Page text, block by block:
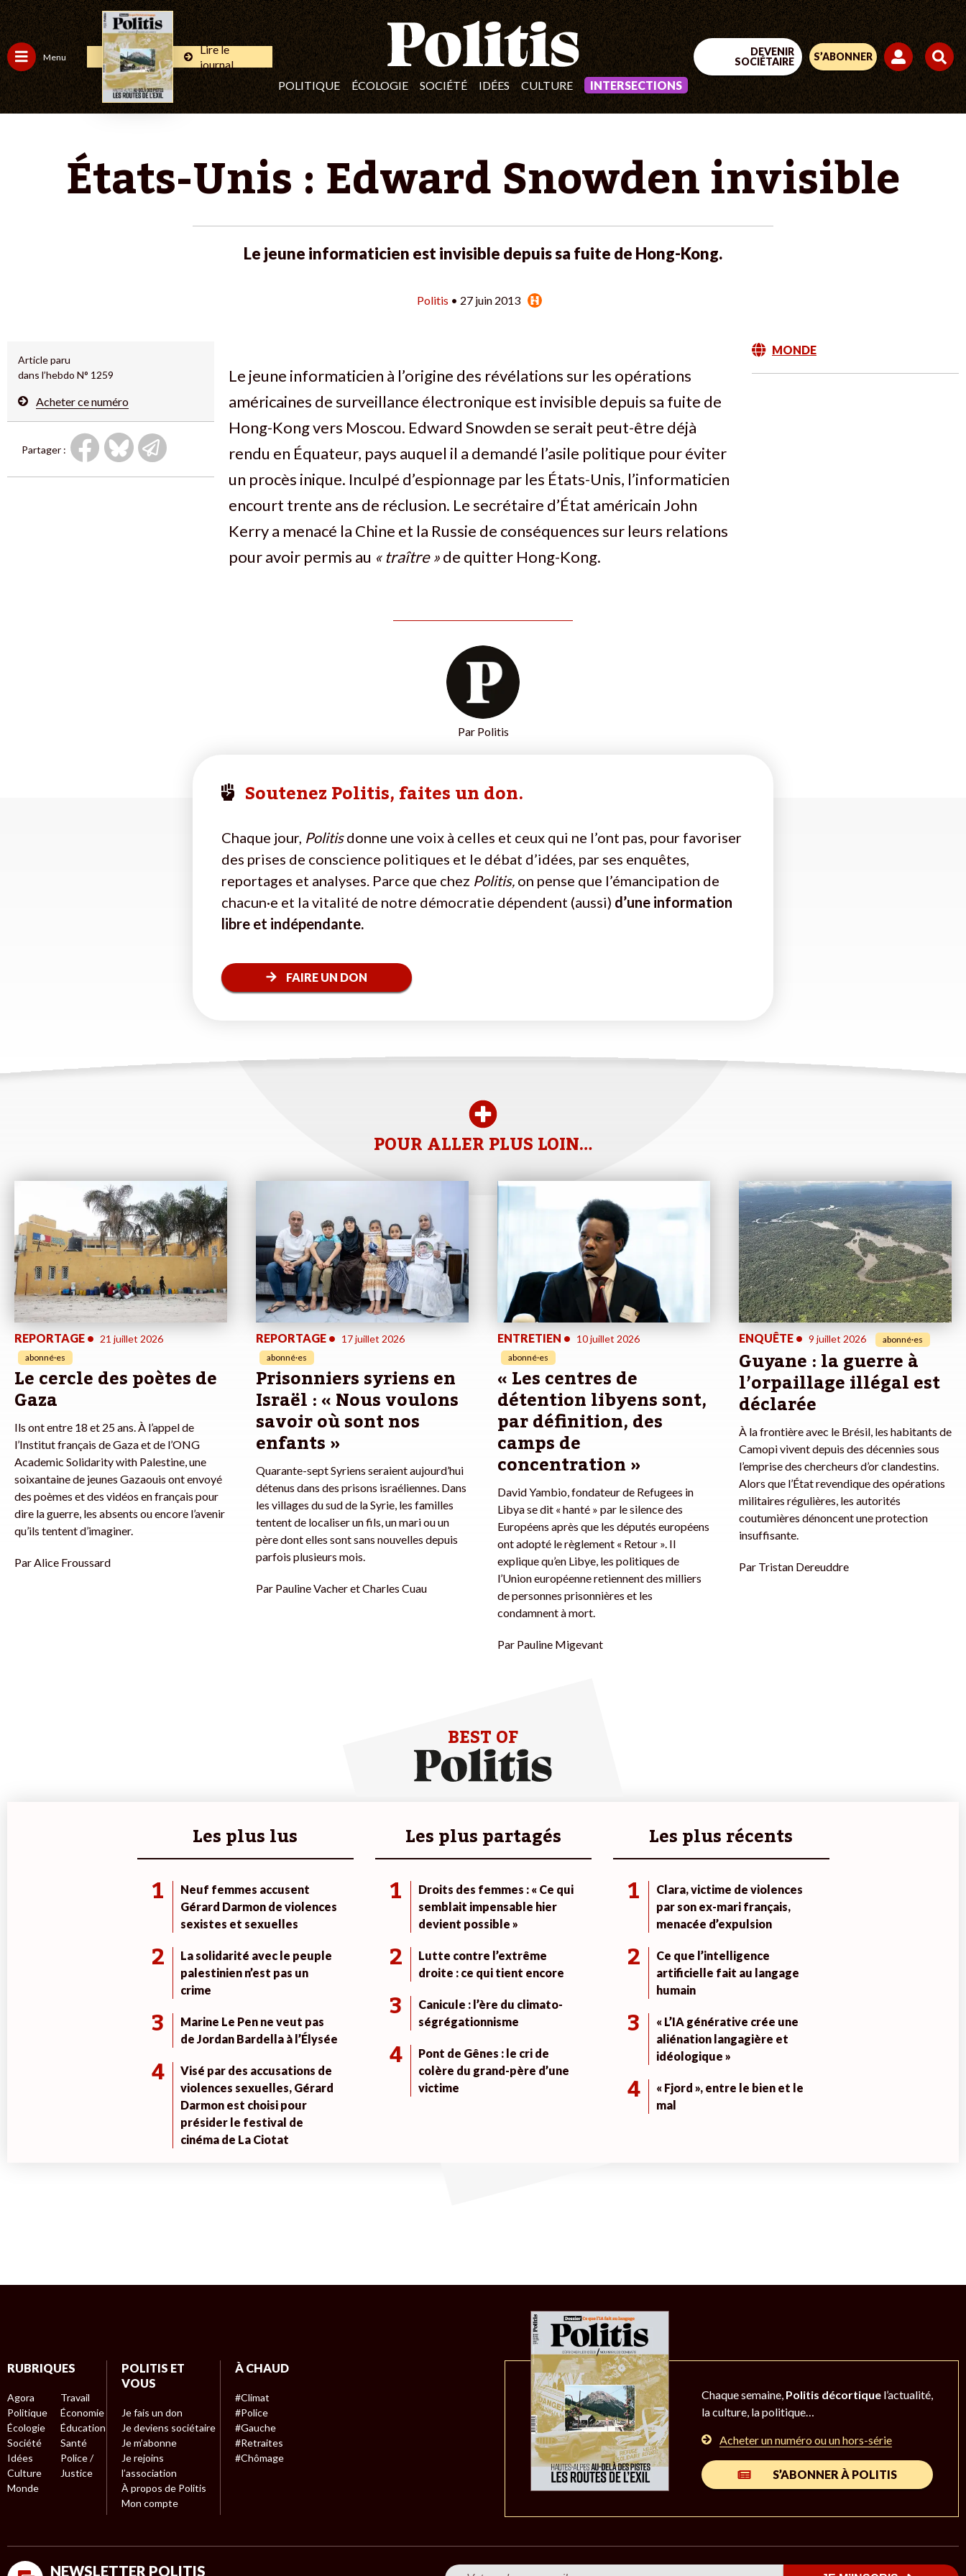
Menu
Lire le
journal
POLITIQUE
ÉCOLOGIE SOCIÉTÉ IDÉES CULTURE INTERSECTIONS
DEVENIR
SOCIÉTAIRE
S’ABONNER
États-Unis : Edward Snowden invisible
Le jeune informaticien est invisible depuis sa fuite de Hong-Kong.
Politis • 27 juin 2013
Article paru
dans l’hebdo N° 1259
Acheter ce numéro
Partager :
Le jeune informaticien à l’origine des révélations sur les opérations
américaines de surveillance électronique est invisible depuis sa fuite de
Hong-Kong vers Moscou. Edward Snowden se serait peut-être déjà
rendu en Équateur, pays auquel il a demandé l’asile politique pour éviter
un procès inique. Inculpé d’espionnage par les États-Unis, l’informaticien
encourt trente ans de réclusion. Le secrétaire d’État américain John
Kerry a menacé la Chine et la Russie de conséquences sur leurs relations
pour avoir permis au « traître »de quitter Hong-Kong.
Par Politis
MONDE
Soutenez Politis, faites un don.
Chaque jour, Politisdonne une voix à celles et ceux qui ne l’ont pas, pour favoriser
des prises de conscience politiques et le débat d’idées, par ses enquêtes,
reportages et analyses. Parce que chez Politis, on pense que l’émancipation de
chacun·e et la vitalité de notre démocratie dépendent (aussi) d’une information
libre et indépendante.
FAIRE UN DON
POUR ALLER PLUS LOIN…
REPORTAGE • 21 juillet 2026
abonné·es
Le cercle des poètes de
Gaza
Ils ont entre 18 et 25 ans. À l’appel de
l’Institut français de Gaza et de l’ONG
Academic Solidarity with Palestine, une
soixantaine de jeunes Gazaouis ont envoyé
des poèmes et des vidéos en français pour
dire la guerre, les absents ou encore l’avenir
qu’ils tentent d’imaginer.
ParAlice Froussard
REPORTAGE • 17 juillet 2026
abonné·es
Prisonniers syriens en
Israël : « Nous voulons
savoir où sont nos
enfants »
Quarante-sept Syriens seraient aujourd’hui
détenus dans des prisons israéliennes. Dans
les villages du sud de la Syrie, les familles
tentent de localiser un fils, un mari ou un
père dont elles sont sans nouvelles depuis
parfois plusieurs mois.
Par Pauline Vacher et Charles Cuau
ENTRETIEN • 10 juillet 2026
abonné·es
« Les centres de
détention libyens sont,
par définition, des
camps de
concentration »
David Yambio, fondateur de Refugees in
Libya se dit « hanté » par le silence des
Européens après que les députés européens
ont adopté le règlement « Retour ». Il
explique qu’en Libye, les politiques de
l’Union européenne retiennent des milliers
de personnes prisonnières et les
condamnent à mort.
Par Pauline Migevant
ENQUÊTE • 9 juillet 2026 abonné·es
Guyane : la guerre à
l’orpaillage illégal est
déclarée
À la frontière avec le Brésil, les habitants de
Camopi vivent depuis des décennies sous
l’emprise des chercheurs d’or clandestins.
Alors que l’État revendique des opérations
militaires régulières, les autorités
coutumières dénoncent une protection
insuffisante.
Par Tristan Dereuddre
BEST OF
Les plus lus
1
Neuf femmes accusent
Gérard Darmon de violences
sexistes et sexuelles
2
La solidarité avec le peuple
palestinien n’est pas un
crime
3
Marine Le Pen ne veut pas
de Jordan Bardella à l’Élysée
4
Visé par des accusations de
violences sexuelles, Gérard
Darmon est choisi pour
présider le festival de
cinéma de La Ciotat
Les plus partagés
1
Droits des femmes : « Ce qui
semblait impensable hier
devient possible »
2
Lutte contre l’extrême
droite : ce qui tient encore
3
Canicule : l’ère du climato-
ségrégationnisme
4
Pont de Gênes : le cri de
colère du grand-père d’une
victime
Les plus récents
1
Clara, victime de violences
par son ex-mari français,
menacée d’expulsion
2
Ce que l’intelligence
artificielle fait au langage
humain
3
« L’IA générative crée une
aliénation langagière et
idéologique »
4
« Fjord », entre le bien et le
mal
RUBRIQUES
Agora
Politique
Écologie
Société
Idées
Culture
Monde
Travail
Économie
Éducation
Santé
Police /
Justice
POLITIS ET
VOUS
Je fais un don
Je deviens sociétaire
Je m’abonne
Je rejoins
l’association
À propos de Politis
Mon compte
À CHAUD
#Climat
#Police
#Gauche
#Retraites
#Chômage
Chaque semaine, Politis décortique l’actualité,
la culture, la politique…
Acheter un numéro ou un hors-série
S’ABONNER À POLITIS
NEWSLETTER POLITIS